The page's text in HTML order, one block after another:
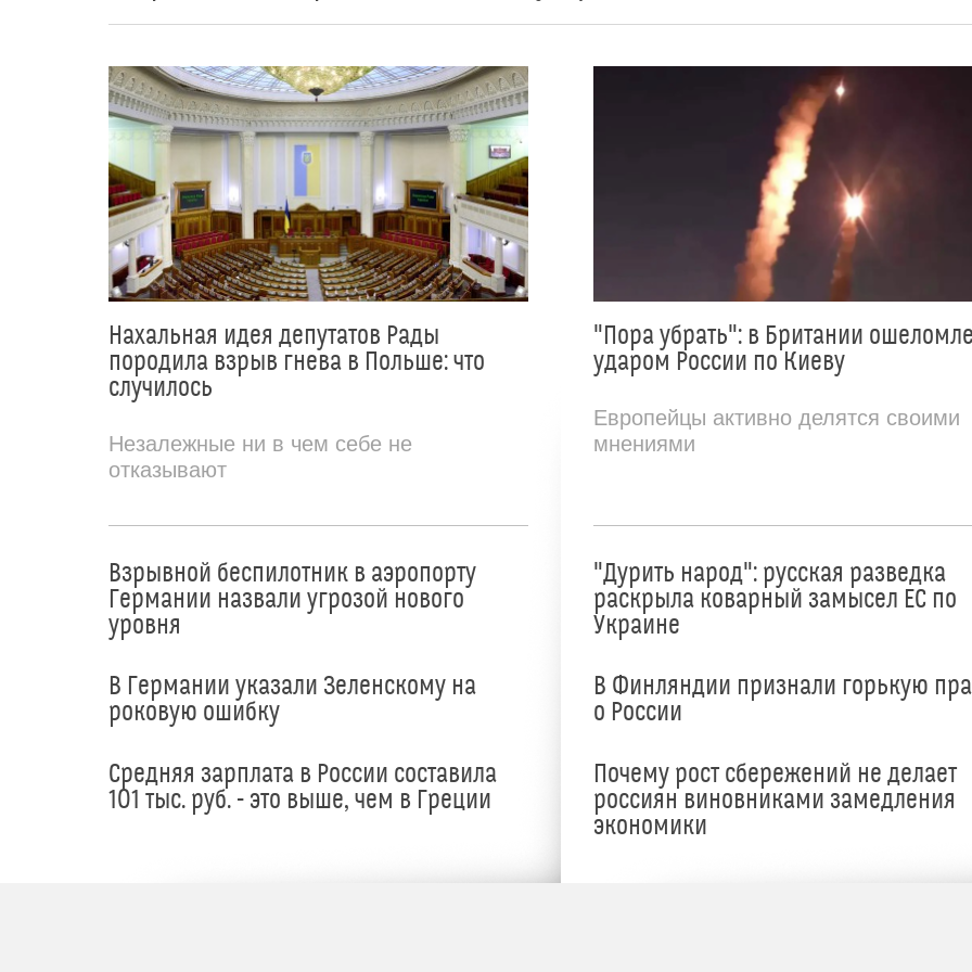
Нахальная идея депутатов Рады
породила взрыв гнева в Польше: что
случилось
Незалежные ни в чем себе не
отказывают
Взрывной беспилотник в аэропорту
Германии назвали угрозой нового
уровня
В Германии указали Зеленскому на
роковую ошибку
Средняя зарплата в России составила
101 тыс. руб. - это выше, чем в Греции
"Пора убрать": в Британии
ударом России по Киеву
Европейцы активно делятся своими
мнениями
"Дурить народ": русская разведка
раскрыла коварный замысел ЕС по
Украине
В Финляндии признали горькую
о России
Почему рост сбережений не делает
россиян виновниками замедления
экономики